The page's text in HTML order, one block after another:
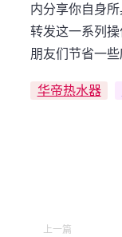
内分享你自身
转发这一系列
朋友们节省一些
华帝热水器
上一篇